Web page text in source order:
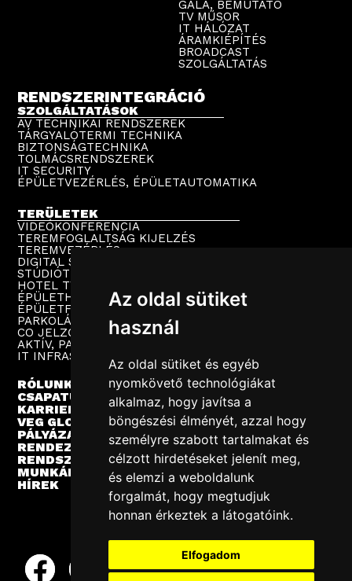
Az oldal sütiket
használ
Az oldal sütiket és egyéb
nyomkövető technológiákat
alkalmaz, hogy javítsa a
böngészési élményét, azzal hogy
személyre szabott tartalmakat és
célzott hirdetéseket jelenít meg,
és elemzi a weboldalunk
forgalmát, hogy megtudjuk
honnan érkeztek a látogatóink.
Elfogadom
GÁLA, BEMUTATÓ
TV MŰSOR
IT HÁLÓZAT
ÁRAMKIÉPÍTÉS
BROADCAST
SZOLGÁLTATÁS
RENDSZERINTEGRÁCIÓ
SZOLGÁLTATÁSOK
AV TECHNIKAI RENDSZEREK
TÁRGYALÓTERMI TECHNIKA
BIZTONSÁGTECHNIKA
TOLMÁCSRENDSZEREK
IT SECURITY
ÉPÜLETVEZÉRLÉS, ÉPÜLETAUTOMATIKA
TERÜLETEK
VIDEÓKONFERENCIA
TEREMFOGLALTSÁG KIJELZÉS
TEREMVEZÉRLÉS
DIGITAL SIGNAGE
STÚDIÓTECHNIKA
HOTEL TV
ÉPÜLETHANGOSÍTÁS
ÉPÜLETFELÜGYELET
PARKOLÁSTECHNIKA
CO JELZŐRENDSZER
AKTÍV, PASSZÍV HÁLÓZAT
IT INFRASTRUKTÚRA
RÓLUNK
CSAPATUNK
KARRIER
VEG GLOBAL
PÁLYÁZATOK
RENDEZVÉNYEK
RENDSZERINTEGRÁCIÓ
MUNKÁINK
HÍREK